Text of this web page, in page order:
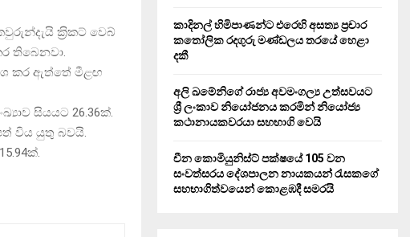
ක‍්‍රිකට් වෙබ්
තිබෙනවා.
කර ඇත්තේ මීළඟ
සියයට 26.36ක්.
විය යුතු බවයි.
කාදිනල් හිමිපාණන්ට එරෙහි අසත්‍ය ප්‍රචාර
කතෝලික රදගුරු මණ්ඩලය තරයේ හෙළා
දකී
අලි ඛමේනිගේ රාජ්‍ය අවමංගල්‍ය උත්සවයට
ශ්‍රී ලංකාව නියෝජනය කරමින් නියෝජ්‍ය
කථානායකවරයා සහභාගි වෙයි
චීන කොමියුනිස්ට් පක්ෂයේ 105 වන
සංවත්සරය දේශපාලන නායකයන් රැසකගේ
සහභාගිත්වයෙන් කොළඹදී සමරයි